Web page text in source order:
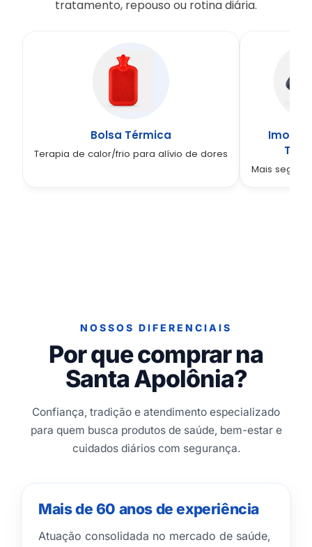
tratamento, repouso ou rotina diária.
Bolsa Térmica
Terapia de calor/frio para alívio de dores
Mais
NOSSOS DIFERENCIAIS
Por que comprar na
Santa Apolônia?
Confiança, tradição e atendimento especializado
para quem busca produtos de saúde, bem-estar e
cuidados diários com segurança.
Mais de 60 anos de experiência
Atuação consolidada no mercado de saúde,